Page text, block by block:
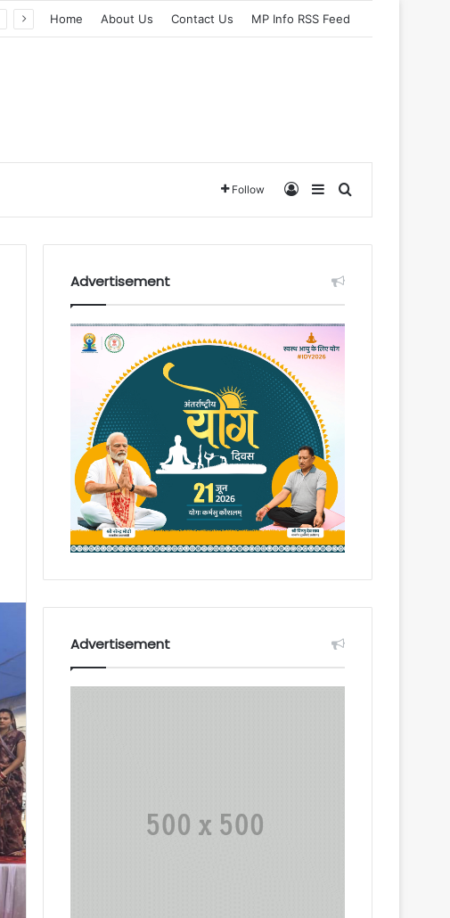
Home About Us Contact Us MP Info RSS Feed
Follow Log InSidebarSearch for
Advertisement
Advertisement